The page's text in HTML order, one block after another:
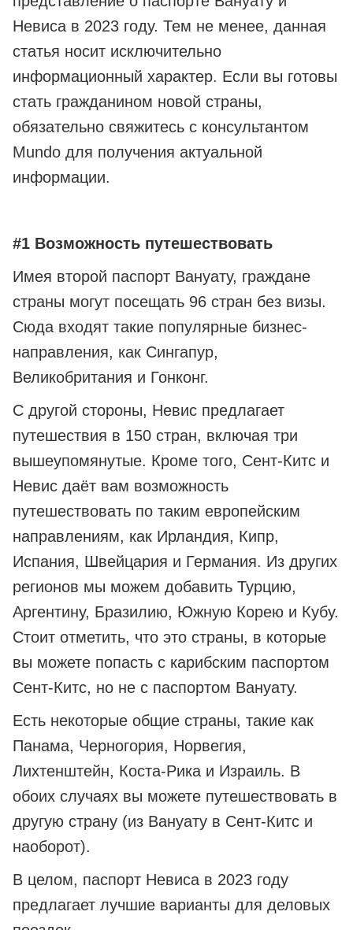
Невиса в 2023 году. Тем не менее, данная
статья носит исключительно
информационный характер. Если вы готовы
стать гражданином новой страны,
обязательно свяжитесь с консультантом
Mundo для получения актуальной
информации.
#1 Возможность путешествовать
Имея второй паспорт Вануату, граждане
страны могут посещать 96 стран без визы.
Сюда входят такие популярные бизнес-
направления, как Сингапур,
Великобритания и Гонконг.
С другой стороны, Невис предлагает
путешествия в 150 стран, включая три
вышеупомянутые. Кроме того, Сент-Китс и
Невис даёт вам возможность
путешествовать по таким европейским
направлениям, как Ирландия, Кипр,
Испания, Швейцария и Германия. Из других
регионов мы можем добавить Турцию,
Аргентину, Бразилию, Южную Корею и Кубу.
Стоит отметить, что это страны, в которые
вы можете попасть с карибским паспортом
Сент-Китс, но не с паспортом Вануату.
Есть некоторые общие страны, такие как
Панама, Черногория, Норвегия,
Лихтенштейн, Коста-Рика и Израиль. В
обоих случаях вы можете путешествовать в
другую страну (из Вануату в Сент-Китс и
наоборот).
В целом, паспорт Невиса в 2023 году
предлагает лучшие варианты для деловых